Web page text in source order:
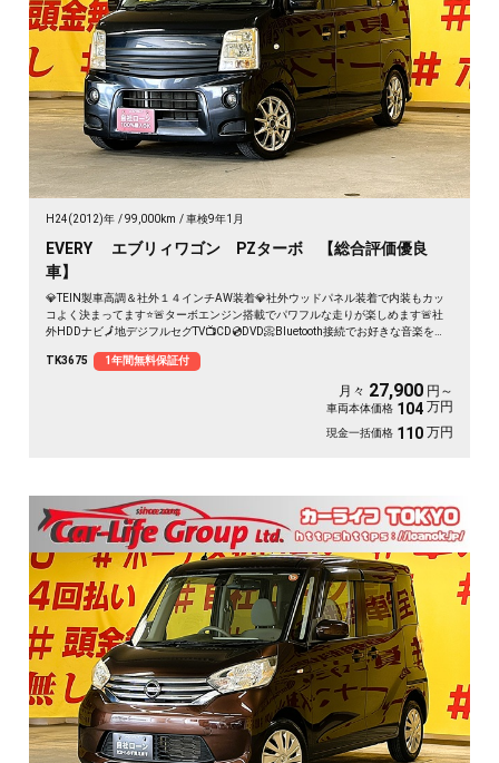
H24(2012)年 99,000km 車検9年1月
EVERY エブリィワゴン PZターボ 【総合評価優良
車】
💎TEIN製車高調＆社外１４インチAW装着💎社外ウッドパネル装着で内装もカッ
コよく決まってます⭐🚨ターボエンジン搭載でパワフルな走りが楽しめます🚨社
外HDDナビ🗾地デジフルセグTV📺CD💿DVD📀Bluetooth接続でお好きな音楽を流
れも楽々✨
TK3675 1年間無料保証付
月々 27,900 円～
車両本体価格 104 万円
現金一括価格 110 万円